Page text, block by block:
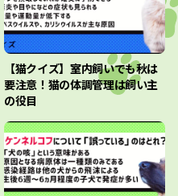
【猫クイズ】室内飼いでも秋は
要注意！猫の体調管理は飼い主
の役目